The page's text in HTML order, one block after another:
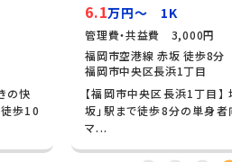
の快
徒歩10
6.1万円～ 1K
管理費・共益費 3,000円
福岡市空港線 赤坂 徒歩8分
福岡市中央区長浜1丁目
【福岡市中央区長浜1丁目】
坂」駅まで徒歩8分の単身者
マ...